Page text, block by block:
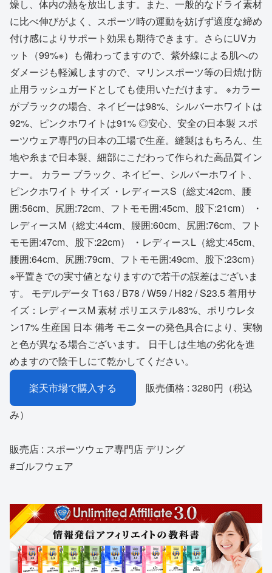
燥し、体内の熱を放出します。また、一般的なドライ素材
に比べ伸びがよく、スポーツ時の運動を妨げず適度な締め
付け感によりサポート効果も期待できます。さらにUVカ
ット（99%※）も備わってますので、紫外線による肌への
ダメージも軽減しますので、マリンスポーツ等の日焼け防
止用ラッシュガードとしても使用いただけます。 ※カラー
がブラックの場合、ネイビーは98%、シルバーホワイトは
92%、ピンクホワイトは91% ◎安心、安全の日本製 スポ
ーツウェア専門の日本の工場で生産。縫製はもちろん、生
地や糸まで日本製、細部にこだわって作られた高品質イン
ナー。 カラー ブラック、ネイビー、シルバーホワイト、
ピンクホワイト サイズ ・レディースS（総丈:42cm、腰
囲:56cm、尻囲:72cm、フトモモ囲:45cm、股下:21cm） ・
レディースM（総丈:44cm、腰囲:60cm、尻囲:76cm、フト
モモ囲:47cm、股下:22cm） ・レディースL（総丈:45cm、
腰囲:64cm、尻囲:79cm、フトモモ囲:49cm、股下:23cm）
※平置きでの実寸値となりますので若干の誤差はございま
す。 モデルデータ T163 / B78 / W59 / H82 / S23.5 着用サ
イズ：レディースM 素材 ポリエステル83%、ポリウレタ
ン17% 生産国 日本 備考 モニターの発色具合により、実物
と色が異なる場合ございます。 日干しは生地の劣化を進
めますので陰干しにて乾かしてください。
楽天市場で購入する
販売価格 : 3280円（税込
み）
販売店 : スポーツウェア専門店 デリング
#ゴルフウェア